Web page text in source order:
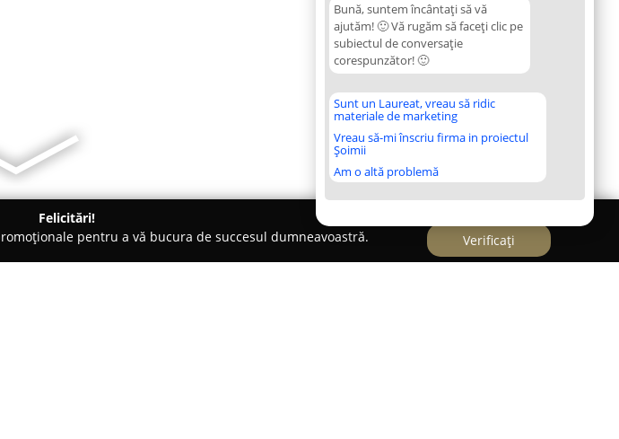
Bună, suntem încântați să vă
ajutăm! 🙂 Vă rugăm să faceți clic pe
subiectul de conversație
corespunzător! 🙂
Sunt un Laureat, vreau să ridic
materiale de marketing
Vreau să-mi înscriu firma in proiectul
Șoimii
Am o altă problemă
Felicitări!
pentru a vă bucura de succesul dumneavoastră.
Verificați